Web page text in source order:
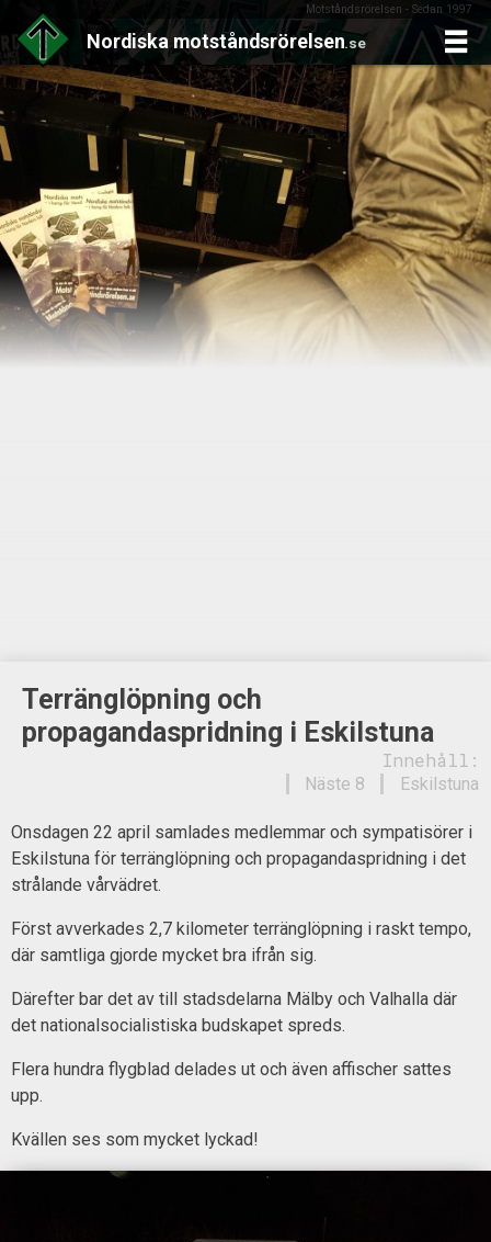
Motståndsrörelsen - Sedan 1997
Nordiska motståndsrörelsen.se
Skip
to
content
Terränglöpning och
propagandaspridning i Eskilstuna
Innehåll:
Eskilstuna
Näste 8
Onsdagen 22 april samlades medlemmar och sympatisörer i
Eskilstuna för terränglöpning och propagandaspridning i det
strålande vårvädret.
Först avverkades 2,7 kilometer terränglöpning i raskt tempo,
där samtliga gjorde mycket bra ifrån sig.
Därefter bar det av till stadsdelarna Mälby och Valhalla där
det nationalsocialistiska budskapet spreds.
Flera hundra flygblad delades ut och även affischer sattes
upp.
Kvällen ses som mycket lyckad!